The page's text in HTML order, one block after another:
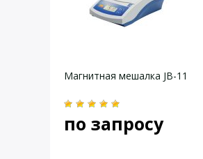
Контроллер
Материал поверхности
Размеры, мм
Вес, кг
Магнитная мешалка JB-11
по запросу